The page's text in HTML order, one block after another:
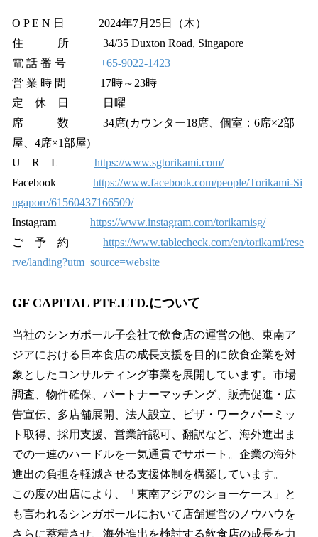
O P E N 日 2024年7月25日（木）
住 所 34/35 Duxton Road, Singapore
電 話 番 号 +65-9022-1423
営 業 時 間 17時～23時
定 休 日 日曜
席 数 34席(カウンター18席、個室：6席×2部
屋、4席×1部屋)
U R L https://www.sgtorikami.com/
Facebook https://www.facebook.com/people/Torikami-Si
ngapore/61560437166509/
Instagram https://www.instagram.com/torikamisg/
ご 予 約 https://www.tablecheck.com/en/torikami/rese
rve/landing?utm_source=website
GF CAPITAL PTE.LTD.について
当社のシンガポール子会社で飲食店の運営の他、東南ア
ジアにおける日本食店の成長支援を目的に飲食企業を対
象としたコンサルティング事業を展開しています。市場
調査、物件確保、パートナーマッチング、販売促進・広
告宣伝、多店舗展開、法人設立、ビザ・ワークパーミッ
ト取得、採用支援、営業許認可、翻訳など、海外進出ま
での一連のハードルを一気通貫でサポート。企業の海外
進出の負担を軽減させる支援体制を構築しています。
この度の出店により、「東南アジアのショーケース」と
も言われるシンガポールにおいて店舗運営のノウハウを
さらに蓄積させ、海外進出を検討する飲食店の成長を力